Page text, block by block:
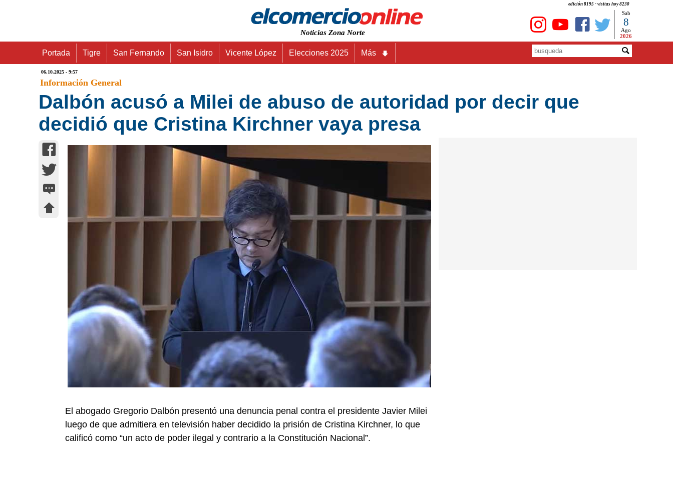
edición 8195 - visitas hoy 8230
Noticias Zona Norte
Sab
8
Ago
2026
Portada Tigre San Fernando San Isidro Vicente López Elecciones 2025 Más
06.10.2025 - 9:57
Información General
Dalbón acusó a Milei de abuso de autoridad por decir que
decidió que Cristina Kirchner vaya presa
El abogado Gregorio Dalbón presentó una denuncia penal contra el presidente Javier Milei
luego de que admitiera en televisión haber decidido la prisión de Cristina Kirchner, lo que
calificó como “un acto de poder ilegal y contrario a la Constitución Nacional”.